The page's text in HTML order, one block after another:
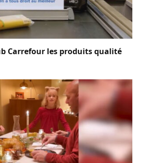
Carrefour les produits qualité